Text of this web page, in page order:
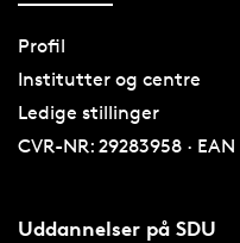
Profil
Institutter og centre
Ledige stillinger
CVR-NR: 29283958 · EAN
Uddannelser på SDU